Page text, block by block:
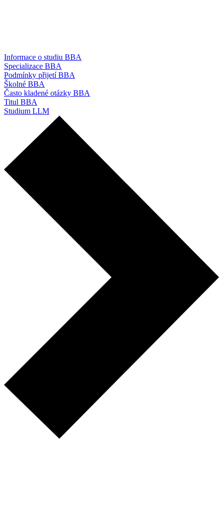
Informace o studiu BBA
Specializace BBA
Podmínky přijetí BBA
Školné BBA
Často kladené otázky BBA
Titul BBA
Studium LLM